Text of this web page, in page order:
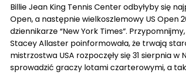
Billie Jean King Tennis Center odbyłyby się
Open, a następnie wielkoszlemowy US Open
dziennikarze “New York Times”.
Stacey Allaster poinformowała, że trwają
mistrzostwa USA rozpoczęły się 31 sierpnia
sprowadzić graczy lotami czarterowymi, a